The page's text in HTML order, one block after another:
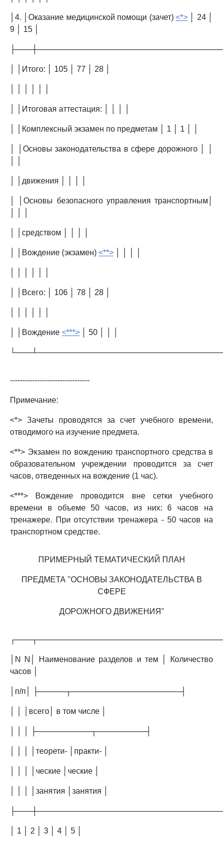
│4. │Оказание медицинской помощи (зачет) <*>│ 24 │
9 │ 15 │
│ │Итого: │ 105 │ 77 │ 28 │
│ │Итоговая аттестация: │ │ │ │
│ │Комплексный экзамен по предметам │ 1 │ 1 │ │
│ │Основы законодательства в сфере дорожного │ │
│ │движения │ │ │ │
│ │Основы безопасного управления транспортным│
│ │средством │ │ │ │
│ │Вождение (экзамен) <**>
│ │Всего: │ 106 │ 78 │ 28 │
│ │Вождение <***> │ 50 │ │ │
--------------------------------
Примечание:
<*> Зачеты проводятся за счет учебного времени,
отводимого на изучение предмета.
<**> Экзамен по вождению транспортного средства в
образовательном учреждении проводится за счет
часов, отведенных на вождение (1 час).
<***> Вождение проводится вне сетки учебного
времени в объеме 50 часов, из них: 6 часов на
тренажере. При отсутствии тренажера - 50 часов на
транспортном средстве.
ПРИМЕРНЫЙ ТЕМАТИЧЕСКИЙ ПЛАН
ПРЕДМЕТА "ОСНОВЫ ЗАКОНОДАТЕЛЬСТВА В
СФЕРЕ
ДОРОЖНОГО ДВИЖЕНИЯ"
│N N│ Наименование разделов и тем │ Количество
часов │
│п/п│ ├─────┬────────────────────┤
│ │ │всего│ в том числе │
│ │ │ ├──────────┬─────────┤
│ │ │ │теорети- │практи- │
│ │ │ │ческие │ческие │
│ │ │ │занятия │занятия │
│ 1 │ 2 │ 3 │ 4 │ 5 │